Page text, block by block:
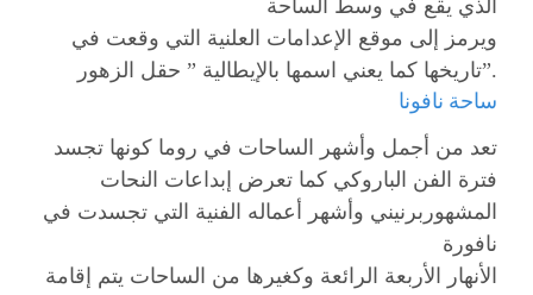
الذي يقع في وسط الساحة
ويرمز إلى موقع الإعدامات العلنية التي وقعت في
تاريخها كما يعني اسمها بالإيطالية ” حقل الزهور”.
ساحة نافونا
تعد من أجمل وأشهر الساحات في روما كونها تجسد
فترة الفن الباروكي كما تعرض إبداعات النحات
المشهوربرنيني وأشهر أعماله الفنية التي تجسدت في
نافورة
الأنهار الأربعة الرائعة وكغيرها من الساحات يتم إقامة